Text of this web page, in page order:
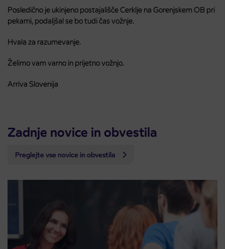
Posledično je ukinjeno postajališče Cerklje na Gorenjskem OB pri
pekarni, podaljšal se bo tudi čas vožnje.
Hvala za razumevanje.
Želimo vam varno in prijetno vožnjo.
Arriva Slovenija
Zadnje novice in obvestila
Preglejte vse novice in obvestila